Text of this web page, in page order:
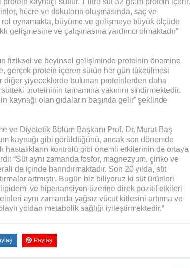
hücre ve dokuların oluşmasında, saç ve
rol oynamakta, büyüme ve gelişmeye büyük ölçüde
gelişmesine ve çalışmasına yardımcı olmaktadır”
fiziksel ve beyinsel gelişiminde proteinin önemine
gerçek protein içeren sütün her gün tüketilmesi
diğer yiyeceklerde bulunan proteinlerden daha
proteininin tamamına yakınını sindirmektedir.
kaynağı olan gıdaların başında gelir” şeklinde
ve Diyetetik Bölüm Başkanı Prof. Dr. Murat Baş
kaynağı gibi görüldüğünü, ancak son dönemde
hastalıkların kontrolü gibi önemli etkilerinin de ortaya
“Süt aynı zamanda fosfor, magnezyum, çinko ve
de içinde barındırmaktadır. Son 20 yılda, süt
artmıştır. Bugün biz biliyoruz ki süt ürünleri
ve hipertansiyon üzerine direk pozitif etkileri
aynı zamanda yağsız vücut kitlesini artırma ve
yoldan metabolik sağlığı iyileştirmektedir.”
Paylaş